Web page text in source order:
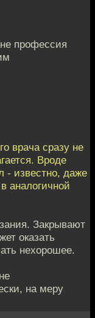
профессия
врача сразу не
Вроде
- известно, даже
аналогичной
Закрывают
оказать
нехорошее.
на меру